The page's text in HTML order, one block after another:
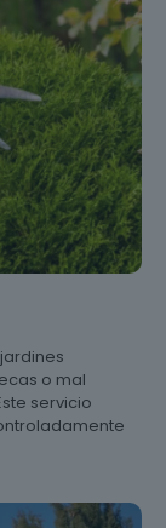
o mal
servicio